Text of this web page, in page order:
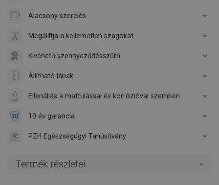
Alacsony szerelés
Megállítja a kellemetlen szagokat
Kivehető szennyeződésszűrő
Állítható lábak
Ellenállás a mattulással és korrózióval szemben
10 év garancia
PZH Egészségügyi Tanúsítvány
Termék részletei